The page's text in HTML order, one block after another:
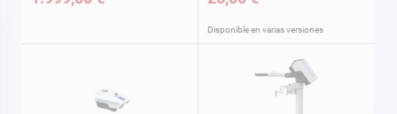
Disponible en varias versiones